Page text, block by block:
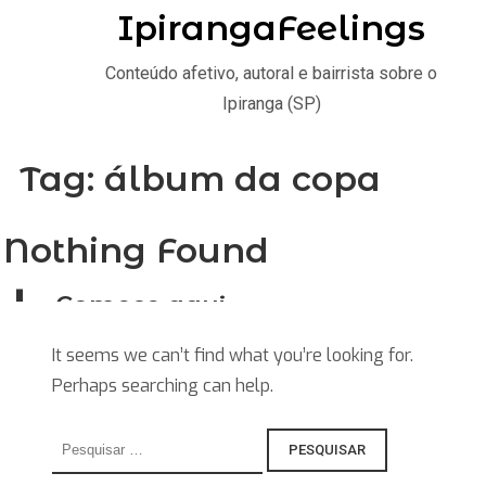
Comece aqui
Home
Stories
Explore
Tag: álbum da copa
Nothing Found
It seems we can’t find what you’re looking for.
Perhaps searching can help.
Pesquisar
por:
IpirangaFeelings
Conteúdo afetivo, autoral e bairrista sobre o
Ipiranga (SP)